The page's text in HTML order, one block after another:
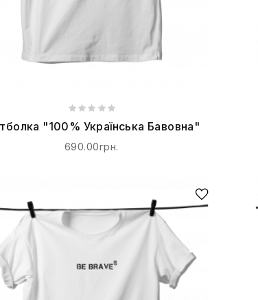
"100% Українська Бавовна"
690.00грн.